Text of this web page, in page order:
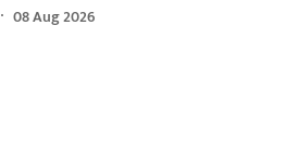
08 Aug 2026